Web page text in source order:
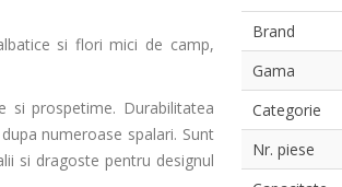
si flori mici de camp,
si prospetime. Durabilitatea
numeroase spalari. Sunt
si dragoste pentru designul
Brand
Gama
Categorie
Nr. piese